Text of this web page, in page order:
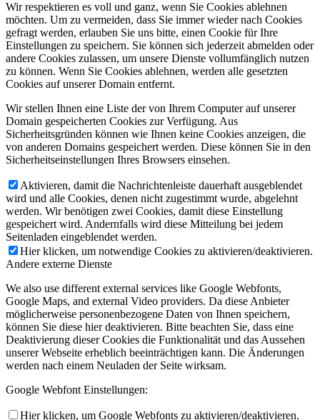
Wir respektieren es voll und ganz, wenn Sie Cookies ablehnen
möchten. Um zu vermeiden, dass Sie immer wieder nach Cookies
gefragt werden, erlauben Sie uns bitte, einen Cookie für Ihre
Einstellungen zu speichern. Sie können sich jederzeit abmelden oder
andere Cookies zulassen, um unsere Dienste vollumfänglich nutzen
zu können. Wenn Sie Cookies ablehnen, werden alle gesetzten
Cookies auf unserer Domain entfernt.
Wir stellen Ihnen eine Liste der von Ihrem Computer auf unserer
Domain gespeicherten Cookies zur Verfügung. Aus
Sicherheitsgründen können wie Ihnen keine Cookies anzeigen, die
von anderen Domains gespeichert werden. Diese können Sie in den
Sicherheitseinstellungen Ihres Browsers einsehen.
Aktivieren, damit die Nachrichtenleiste dauerhaft ausgeblendet
wird und alle Cookies, denen nicht zugestimmt wurde, abgelehnt
werden. Wir benötigen zwei Cookies, damit diese Einstellung
gespeichert wird. Andernfalls wird diese Mitteilung bei jedem
Seitenladen eingeblendet werden.
Hier klicken, um notwendige Cookies zu aktivieren/deaktivieren.
Andere externe Dienste
We also use different external services like Google Webfonts,
Google Maps, and external Video providers. Da diese Anbieter
möglicherweise personenbezogene Daten von Ihnen speichern,
können Sie diese hier deaktivieren. Bitte beachten Sie, dass eine
Deaktivierung dieser Cookies die Funktionalität und das Aussehen
unserer Webseite erheblich beeinträchtigen kann. Die Änderungen
werden nach einem Neuladen der Seite wirksam.
Google Webfont Einstellungen:
Hier klicken, um Google Webfonts zu aktivieren/deaktivieren.